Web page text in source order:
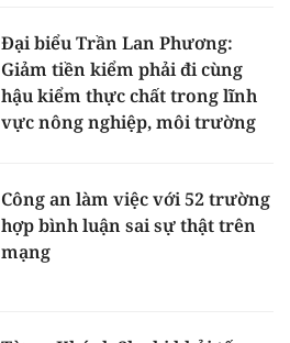
Đại biểu Trần Lan Phương:
Giảm tiền kiểm phải đi cùng
hậu kiểm thực chất trong lĩnh
vực nông nghiệp, môi trường
Công an làm việc với 52 trường
hợp bình luận sai sự thật trên
mạng